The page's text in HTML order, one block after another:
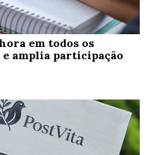
em todos os
amplia participação